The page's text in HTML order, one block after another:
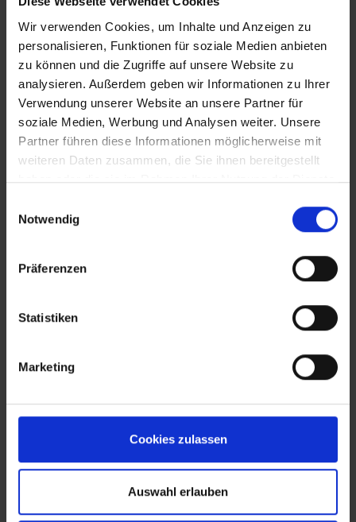
Wir verwenden Cookies, um Inhalte und Anzeigen zu
personalisieren, Funktionen für soziale Medien anbieten
zu können und die Zugriffe auf unsere Website zu
analysieren. Außerdem geben wir Informationen zu Ihrer
Verwendung unserer Website an unsere Partner für
soziale Medien, Werbung und Analysen weiter. Unsere
Partner führen diese Informationen möglicherweise mit
weiteren Daten zusammen, die Sie ihnen bereitgestellt
haben oder die sie im Rahmen Ihrer Nutzung der Dienste
Notwendig
Präferenzen
Statistiken
Marketing
Cookies zulassen
Auswahl erlauben